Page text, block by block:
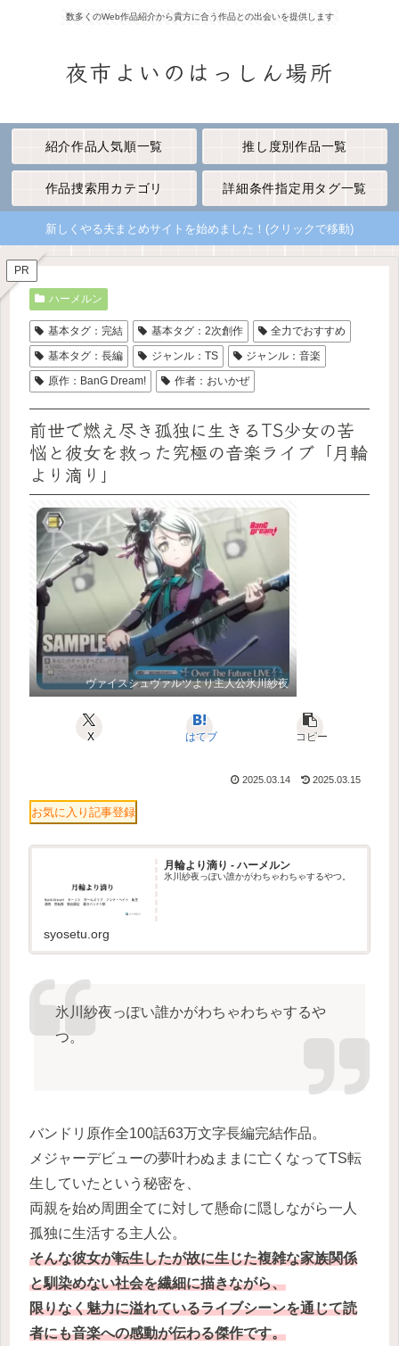
数多くのWeb作品紹介から貴方に合う作品との出会いを提供します
夜市よいのはっしん場所
紹介作品人気順一覧 推し度別作品一覧
作品捜索用カテゴリ 詳細条件指定用タグ一覧
新しくやる夫まとめサイトを始めました！(クリックで移動)
PR
ハーメルン
基本タグ：完結 基本タグ：2次創作
全力でおすすめ
基本タグ：長編
ジャンル：TS
ジャンル：音楽
原作：BanG Dream!
作者：おいかぜ
前世で燃え尽き孤独に生きるTS少女の苦
悩と彼女を救った究極の音楽ライブ「月輪
より滴り」
ヴァイスシュヴァルツより主人公氷川紗夜
X はてブ コピー
2025.03.14 2025.03.15
お気に入り記事登録
月輪より滴り - ハーメルン
氷川紗夜っぽい誰かがわちゃわちゃするやつ。
syosetu.org
氷川紗夜っぽい誰かがわちゃわちゃするや
つ。
バンドリ原作全100話63万文字長編完結作品。
メジャーデビューの夢叶わぬままに亡くなってTS転
生していたという秘密を、
両親を始め周囲全てに対して懸命に隠しながら一人
孤独に生活する主人公。
そんな彼女が転生したが故に生じた複雑な家族関係
と馴染めない社会を繊細に描きながら、
限りなく魅力に溢れているライブシーンを通じて読
者にも音楽への感動が伝わる傑作です。